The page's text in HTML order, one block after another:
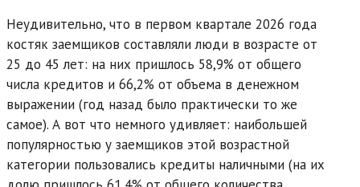
Неудивительно, что в первом квартале 2026 года
костяк заемщиков составляли люди в возрасте от
25 до 45 лет: на них пришлось 58,9% от общего
числа кредитов и 66,2% от объема в денежном
выражении (год назад было практически то же
самое). А вот что немного удивляет: наибольшей
популярностью у заемщиков этой возрастной
категории пользовались кредиты наличными (на их